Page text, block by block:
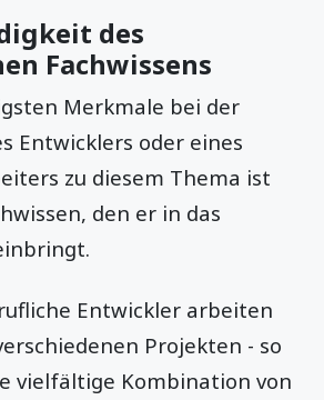
des
Fachwissens
Merkmale bei der
Entwicklers oder eines
zu diesem Thema ist
den er in das
Entwickler arbeiten
Projekten - so
vielfältige Kombination von